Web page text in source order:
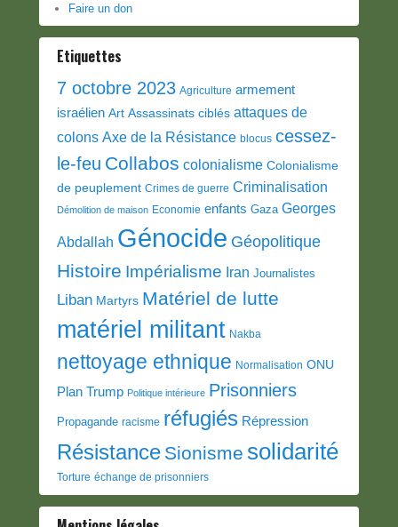
Faire un don
Etiquettes
7 octobre 2023 Agriculture armement
israélien Art Assassinats ciblés attaques de
colons Axe de la Résistance blocus cessez-
le-feu Collabos colonialisme Colonialisme
de peuplement Crimes de guerre Criminalisation
Démolition de maison Economie enfants Gaza Georges
Abdallah Génocide Géopolitique
Histoire Impérialisme Iran Journalistes
Liban Martyrs Matériel de lutte
matériel militant Nakba
nettoyage ethnique Normalisation ONU
Plan Trump Politique intérieure Prisonniers
Propagande racisme réfugiés Répression
Résistance Sionisme solidarité
Torture échange de prisonniers